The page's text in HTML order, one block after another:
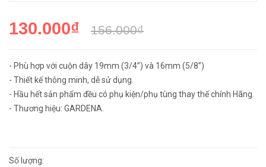
130.000₫ 156.000₫
- Phù hợp với cuộn dây 19mm (3/4”) và 16mm (5/8”)
- Thiết kế thông minh, dễ sử dụng.
- Hầu hết sản phẩm đều có phụ kiện/phụ tùng thay thế chính Hãng.
- Thương hiệu: GARDENA.
Số lượng: